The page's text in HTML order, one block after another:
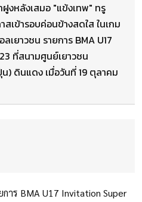
งหลังเสมอ "แข้งเทพ" ทรู
เข้ารอบค่อนข้างสดใส ในเกม
ยาวชน รายการ BMA U17
ที่สนามศูนย์เยาวชน
ดินแดง เมื่อวันที่ 19 ตุลาคม
าร BMA U17 Invitation Super